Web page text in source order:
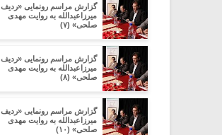
گزارش مراسم رونمایی «ردیف
میرزاعبدالله به روایت مهدی
صلحی» (۷)
گزارش مراسم رونمایی «ردیف
میرزاعبدالله به روایت مهدی
صلحی» (۸)
گزارش مراسم رونمایی «ردیف
میرزاعبدالله به روایت مهدی
صلحی» (۱۰)